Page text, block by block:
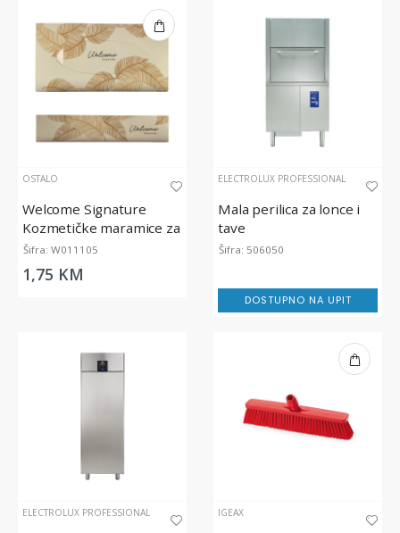
OSTALO
Welcome Signature
Kozmetičke maramice za
lice (100/1)
Šifra: W011105
1,75 KM
ELECTROLUX PROFESSIONAL
Mala perilica za lonce i
tave
Šifra: 506050
DOSTUPNO NA UPIT
ELECTROLUX PROFESSIONAL IGEAX